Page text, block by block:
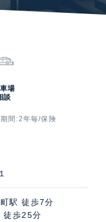
場
談
間:2年毎/保険
駅 徒歩7分
徒歩25分